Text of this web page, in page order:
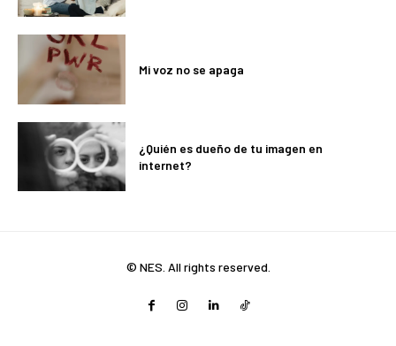
Mi voz no se apaga
¿Quién es dueño de tu imagen en
internet?
© NES. All rights reserved.